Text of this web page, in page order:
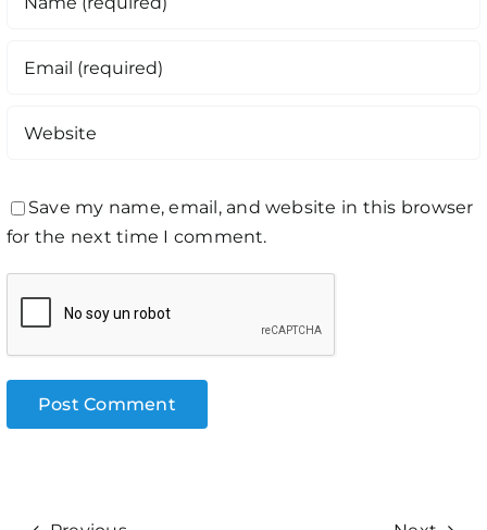
Save my name, email, and website in this browser
for the next time I comment.